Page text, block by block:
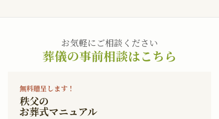
お気軽にご相談ください
葬儀の事前相談はこちら
無料贈呈します！
秩父の
お葬式マニュアル